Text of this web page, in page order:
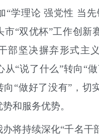
“学理论 强党性 当
“双优杯”工作创新
部坚决摒弃形式主
从“说了什么”转向“做
“做好了没有”， 切
和服务优势。
办将持续深化“千名干